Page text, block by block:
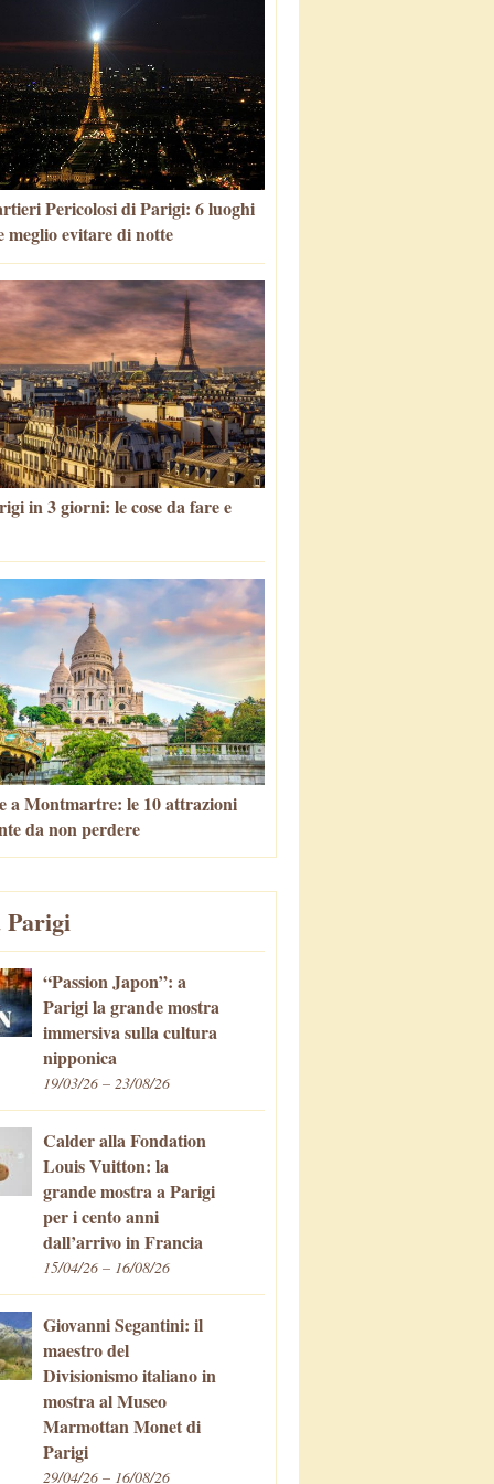
Pericolosi di Parigi: 6 luoghi
meglio evitare di notte
in 3 giorni: le cose da fare e
a Montmartre: le 10 attrazioni
da non perdere
Parigi
“Passion Japon”: a
Parigi la grande mostra
immersiva sulla cultura
nipponica
19/03/26 – 23/08/26
Calder alla Fondation
Louis Vuitton: la
grande mostra a Parigi
per i cento anni
dall’arrivo in Francia
15/04/26 – 16/08/26
Giovanni Segantini: il
maestro del
Divisionismo italiano in
mostra al Museo
Marmottan Monet di
Parigi
29/04/26 – 16/08/26